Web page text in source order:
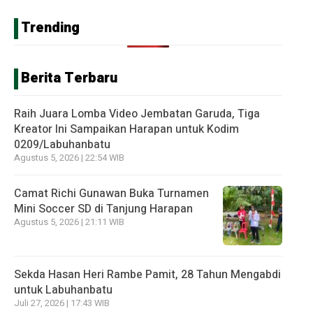
Trending
Berita Terbaru
Raih Juara Lomba Video Jembatan Garuda, Tiga
Kreator Ini Sampaikan Harapan untuk Kodim
0209/Labuhanbatu
Agustus 5, 2026 | 22:54 WIB
Camat Richi Gunawan Buka Turnamen
Mini Soccer SD di Tanjung Harapan
Agustus 5, 2026 | 21:11 WIB
Sekda Hasan Heri Rambe Pamit, 28 Tahun Mengabdi
untuk Labuhanbatu
Juli 27, 2026 | 17:43 WIB